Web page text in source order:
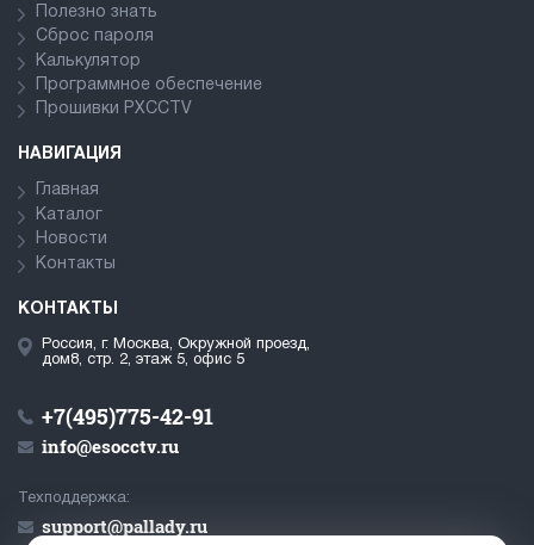
Полезно знать
Сброс пароля
Калькулятор
Программное обеспечение
Прошивки PXCCTV
НАВИГАЦИЯ
Главная
Каталог
Новости
Контакты
КОНТАКТЫ
Россия, г. Москва, Окружной проезд,
дом8, стр. 2, этаж 5, офис 5
+7(495)775-42-91
info@esocctv.ru
Техподдержка:
support@pallady.ru